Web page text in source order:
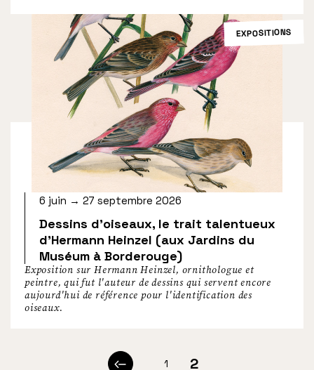
Dessins d’oiseaux, le trait talentueux
d’Hermann Heinzel (aux Jardins du
Muséum à Borderouge)
6 juin → 27 septembre 2026
Exposition sur Hermann Heinzel, ornithologue et
peintre, qui fut l'auteur de dessins qui servent encore
aujourd'hui de référence pour l'identification des
oiseaux.
EXPOSITIONS
p
1 2